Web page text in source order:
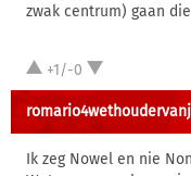
zwak centrum) gaan
+1/-0
Ik zeg Nowel en nie